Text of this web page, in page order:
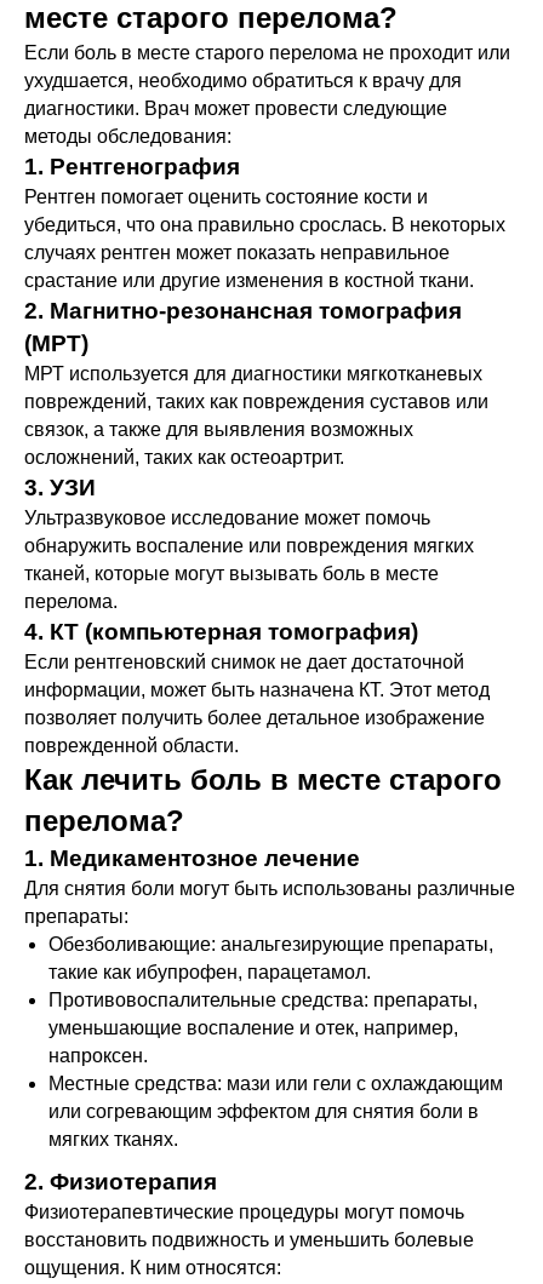
месте старого перелома?
Если боль в месте старого перелома не проходит или
ухудшается, необходимо обратиться к врачу для
диагностики. Врач может провести следующие
методы обследования:
1. Рентгенография
Рентген помогает оценить состояние кости и
убедиться, что она правильно срослась. В некоторых
случаях рентген может показать неправильное
срастание или другие изменения в костной ткани.
2. Магнитно-резонансная томография
(МРТ)
МРТ используется для диагностики мягкотканевых
повреждений, таких как повреждения суставов или
связок, а также для выявления возможных
осложнений, таких как остеоартрит.
3. УЗИ
Ультразвуковое исследование может помочь
обнаружить воспаление или повреждения мягких
тканей, которые могут вызывать боль в месте
перелома.
4. КТ (компьютерная томография)
Если рентгеновский снимок не дает достаточной
информации, может быть назначена КТ. Этот метод
позволяет получить более детальное изображение
поврежденной области.
Как лечить боль в месте старого
перелома?
1. Медикаментозное лечение
Для снятия боли могут быть использованы различные
препараты:
Обезболивающие: анальгезирующие препараты,
такие как ибупрофен, парацетамол.
Противовоспалительные средства: препараты,
уменьшающие воспаление и отек, например,
напроксен.
Местные средства: мази или гели с охлаждающим
или согревающим эффектом для снятия боли в
мягких тканях.
2. Физиотерапия
Физиотерапевтические процедуры могут помочь
восстановить подвижность и уменьшить болевые
ощущения. К ним относятся: